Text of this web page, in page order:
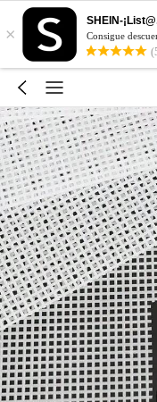
×
SHEIN-
Consigue